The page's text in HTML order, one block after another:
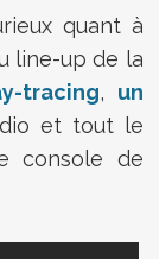
quant à
line-up de la
tracing, un
et tout le
console de